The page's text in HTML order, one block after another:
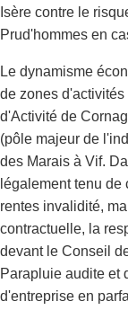
Isère contre le
Prud'hommes en
Le dynamisme
de zones
d'Activité de
(pôle majeur de
des Marais à Vif.
légalement tenu
rentes invalidité,
contractuelle, la
devant le Conseil
Parapluie audite et
d'entreprise en